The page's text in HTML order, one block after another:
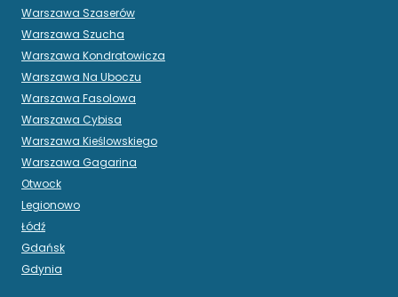
Warszawa Szaserów
Warszawa Szucha
Warszawa Kondratowicza
Warszawa Na Uboczu
Warszawa Fasolowa
Warszawa Cybisa
Warszawa Kieślowskiego
Warszawa Gagarina
Otwock
Legionowo
Łódź
Gdańsk
Gdynia